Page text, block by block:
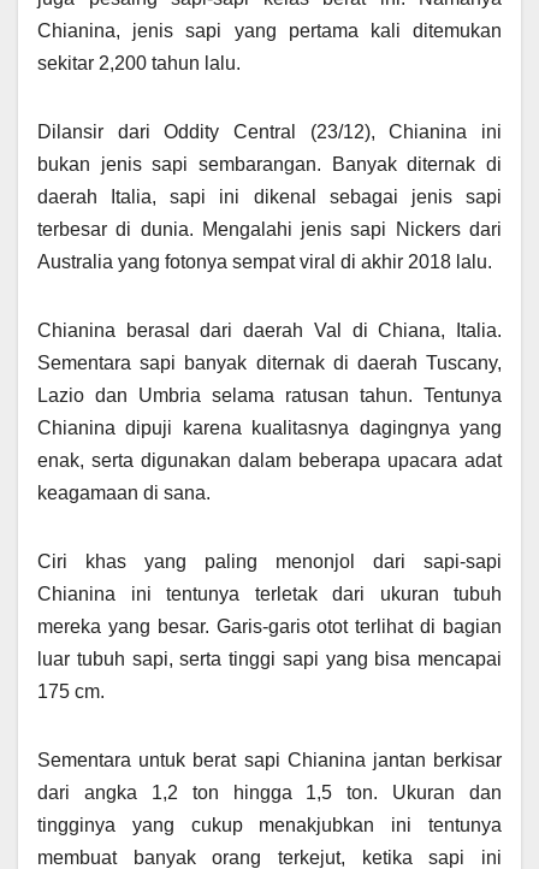
Chianina, jenis sapi yang pertama kali ditemukan
sekitar 2,200 tahun lalu.
Dilansir dari Oddity Central (23/12), Chianina ini
bukan jenis sapi sembarangan. Banyak diternak di
daerah Italia, sapi ini dikenal sebagai jenis sapi
terbesar di dunia. Mengalahi jenis sapi Nickers dari
Australia yang fotonya sempat viral di akhir 2018 lalu.
Chianina berasal dari daerah Val di Chiana, Italia.
Sementara sapi banyak diternak di daerah Tuscany,
Lazio dan Umbria selama ratusan tahun. Tentunya
Chianina dipuji karena kualitasnya dagingnya yang
enak, serta digunakan dalam beberapa upacara adat
keagamaan di sana.
Ciri khas yang paling menonjol dari sapi-sapi
Chianina ini tentunya terletak dari ukuran tubuh
mereka yang besar. Garis-garis otot terlihat di bagian
luar tubuh sapi, serta tinggi sapi yang bisa mencapai
175 cm.
Sementara untuk berat sapi Chianina jantan berkisar
dari angka 1,2 ton hingga 1,5 ton. Ukuran dan
tingginya yang cukup menakjubkan ini tentunya
membuat banyak orang terkejut, ketika sapi ini